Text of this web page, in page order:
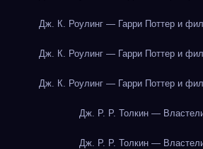
Дж. К. Роулинг — Гарри Поттер и
Дж. К. Роулинг — Гарри Поттер и
Дж. К. Роулинг — Гарри Поттер и
Дж. Р. Р. Толкин —
Дж. Р. Р. Толкин —